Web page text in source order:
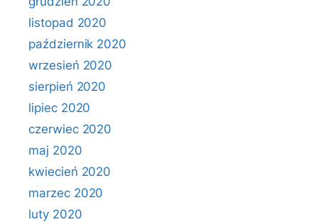
listopad 2020
październik 2020
wrzesień 2020
sierpień 2020
lipiec 2020
czerwiec 2020
maj 2020
kwiecień 2020
marzec 2020
luty 2020